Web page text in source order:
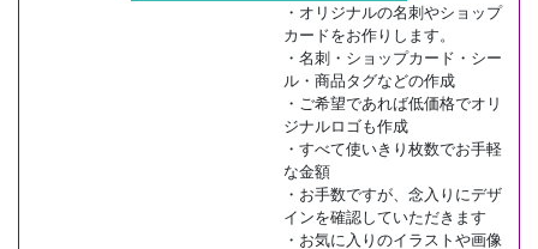
・オリジナルの名刺やショップ
カードをお作りします。
・名刺・ショップカード・シー
ル・商品タグなどの作成
・ご希望であれば低価格でオリ
ジナルロゴも作成
・すべて使いきり枚数でお手軽
な金額
・お手数ですが、念入りにデザ
インを確認していただきます
・お気に入りのイラストや画像